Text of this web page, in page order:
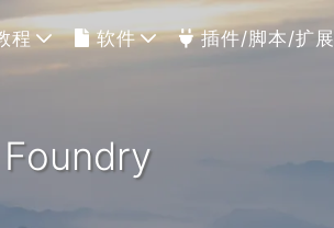
程 软件 插件/脚本/扩展
Foundry